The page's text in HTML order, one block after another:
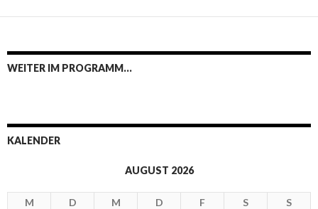
WEITER IM PROGRAMM…
KALENDER
AUGUST 2026
M D M D F S
S